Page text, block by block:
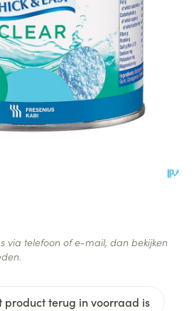
product terug in voorraad is
via telefoon of e-mail, dan bekijken